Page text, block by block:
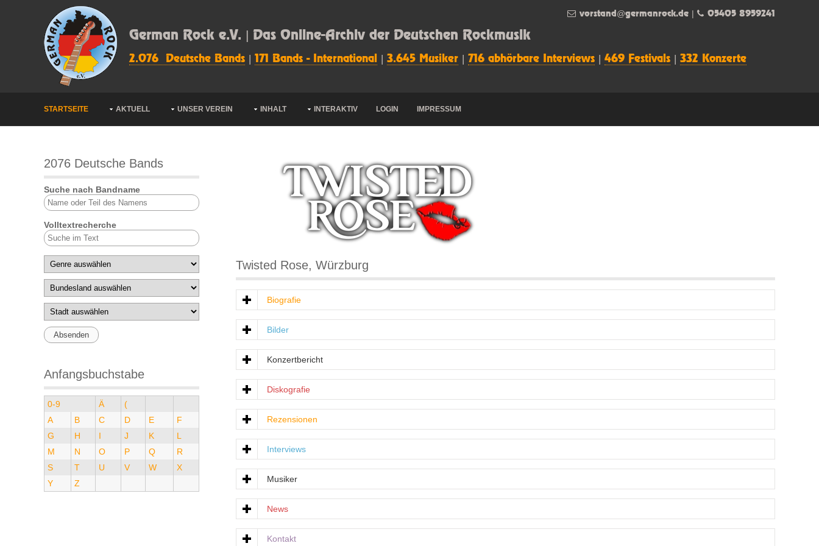
German Rock e.V. | Das Online-Archiv der Deutschen Rockmusik
2.076 Deutsche Bands 171 Bands - International 3.645 Musiker 716 abhörbare Interviews 469 Festivals 332 Konzerte
vorstand@germanrock.de 05405 8959241
STARTSEITE AKTUELL UNSER VEREIN INHALT INTERAKTIV LOGIN IMPRESSUM
2076 Deutsche Bands
Suche nach Bandname
Volltextrecherche
Anfangsbuchstabe
0-9 Ä
(
A
B C D E
F
G
H I J K
L
M
N O P Q
R
S
T U V W
X
Y
Z
Twisted Rose, Würzburg
Biografie
Bilder
Konzertbericht
Diskografie
Rezensionen
Interviews
Musiker
News
Kontakt